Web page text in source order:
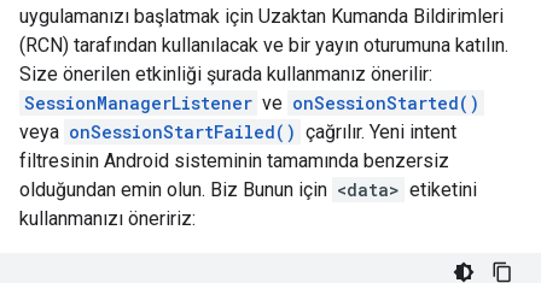
uygulamanızı başlatmak için Uzaktan Kumanda Bildirimleri
(RCN) tarafından kullanılacak ve bir yayın oturumuna katılın.
Size önerilen etkinliği şurada kullanmanız önerilir:
SessionManagerListener ve onSessionStarted()
veya onSessionStartFailed() çağrılır. Yeni intent
filtresinin Android sisteminin tamamında benzersiz
olduğundan emin olun. Biz Bunun için <data> etiketini
kullanmanızı öneririz: